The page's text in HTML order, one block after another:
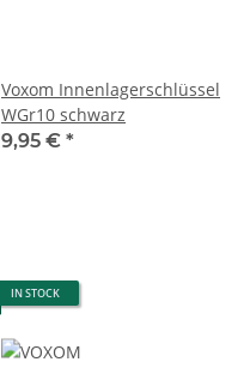
Voxom Innenlagerschlüssel
WGr10 schwarz
9,95 € *
IN STOCK